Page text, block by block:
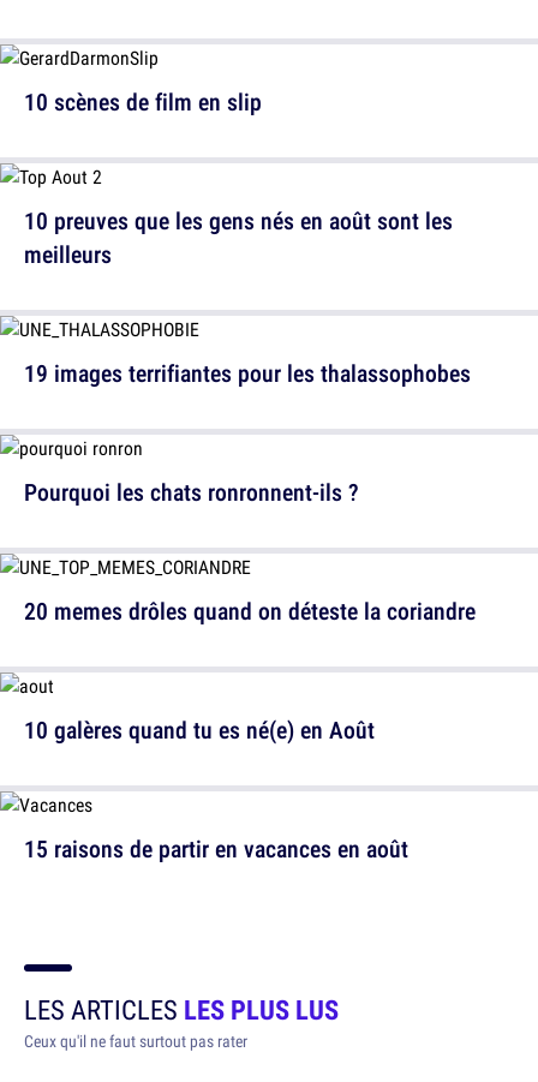
10 preuves que les gens nés en août sont les
meilleurs
Pourquoi les chats ronronnent-ils ?
10 galères quand tu es né(e) en Août
10 scènes de film en slip
19 images terrifiantes pour les thalassophobes
20 memes drôles quand on déteste la coriandre
15 raisons de partir en vacances en août
LES ARTICLES LES PLUS LUS
Ceux qu'il ne faut surtout pas rater